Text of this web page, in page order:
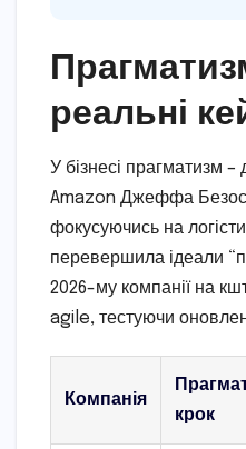
реальні
У бізнесі прагматизм –
Amazon Джеффа
фокусуючись на
перевершила ідеали
2026-му компанії на
agile, тестуючи
Компанія
крок